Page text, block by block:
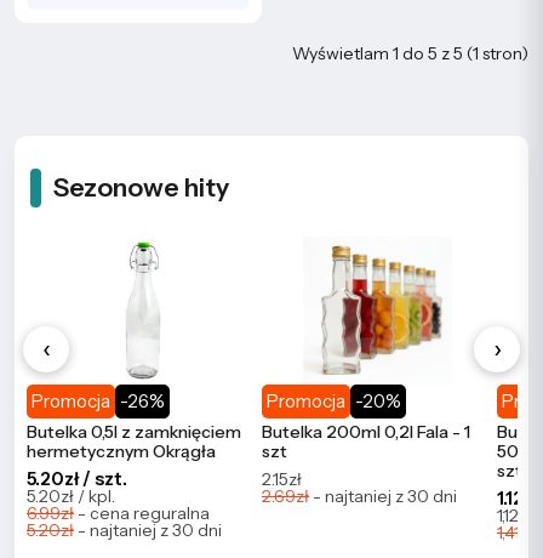
Wyświetlam 1 do 5 z 5 (1 stron)
Sezonowe hity
‹
Promocja -26%
Butelka 0,5l z zamknięciem
hermetycznym Okrągła
5.20zł / szt.
5.20zł / kpl.
6.99zł - cena reguralna
5.20zł - najtaniej z 30 dni
Promocja -20%
Butelka 200ml 0,2l Fala - 1
szt
2.15zł
2.69zł - najtaniej z 30 dni
szt
›